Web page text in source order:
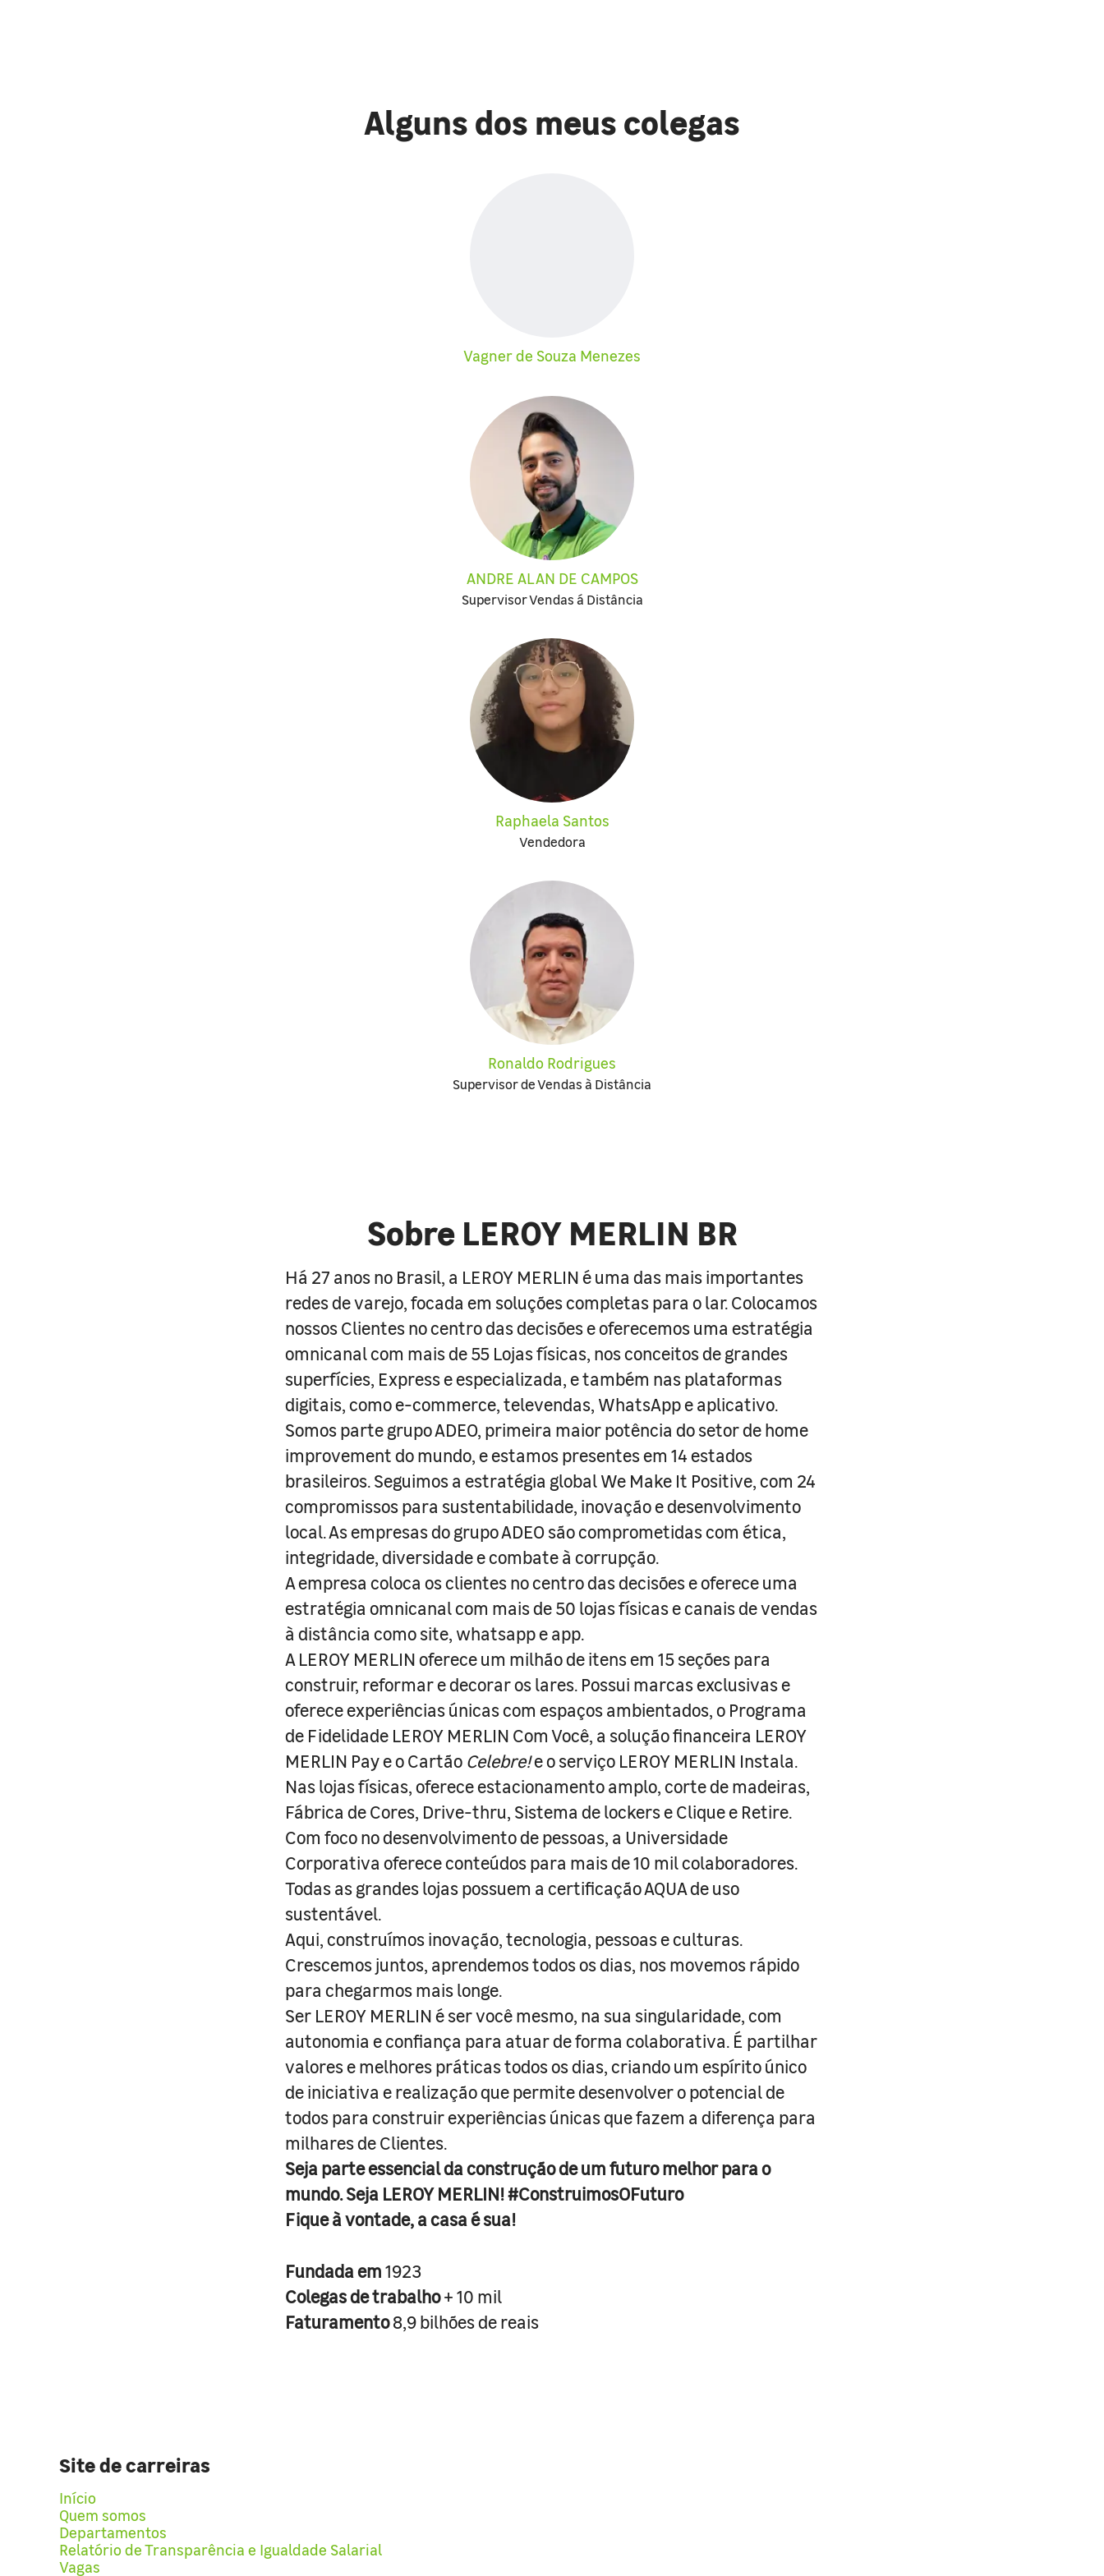
Alguns dos meus colegas
Vagner de Souza Menezes
ANDRE ALAN DE CAMPOS
Supervisor Vendas á Distância
Raphaela Santos
Vendedora
Ronaldo Rodrigues
Supervisor de Vendas à Distância
Sobre LEROY MERLIN BR
Há 27 anos no Brasil, a LEROY MERLIN é uma das mais importantes
redes de varejo, focada em soluções completas para o lar. Colocamos
nossos Clientes no centro das decisões e oferecemos uma estratégia
omnicanal com mais de 55 Lojas físicas, nos conceitos de grandes
superfícies, Express e especializada, e também nas plataformas
digitais, como e-commerce, televendas, WhatsApp e aplicativo.
Somos parte grupo ADEO, primeira maior potência do setor de home
improvement do mundo, e estamos presentes em 14 estados
brasileiros. Seguimos a estratégia global We Make It Positive, com 24
compromissos para sustentabilidade, inovação e desenvolvimento
local. As empresas do grupo ADEO são comprometidas com ética,
integridade, diversidade e combate à corrupção.
A empresa coloca os clientes no centro das decisões e oferece uma
estratégia omnicanal com mais de 50 lojas físicas e canais de vendas
à distância como site, whatsapp e app.
A LEROY MERLIN oferece um milhão de itens em 15 seções para
construir, reformar e decorar os lares. Possui marcas exclusivas e
oferece experiências únicas com espaços ambientados, o Programa
de Fidelidade LEROY MERLIN Com Você, a solução financeira LEROY
MERLIN Pay e o Cartão Celebre!e o serviço LEROY MERLIN Instala.
Nas lojas físicas, oferece estacionamento amplo, corte de madeiras,
Fábrica de Cores, Drive-thru, Sistema de lockers e Clique e Retire.
Com foco no desenvolvimento de pessoas, a Universidade
Corporativa oferece conteúdos para mais de 10 mil colaboradores.
Todas as grandes lojas possuem a certificação AQUA de uso
sustentável.
Aqui, construímos inovação, tecnologia, pessoas e culturas.
Crescemos juntos, aprendemos todos os dias, nos movemos rápido
para chegarmos mais longe.
Ser LEROY MERLIN é ser você mesmo, na sua singularidade, com
autonomia e confiança para atuar de forma colaborativa. É partilhar
valores e melhores práticas todos os dias, criando um espírito único
de iniciativa e realização que permite desenvolver o potencial de
todos para construir experiências únicas que fazem a diferença para
milhares de Clientes.
Seja parte essencial da construção de um futuro melhor para o
mundo. Seja LEROY MERLIN! #ConstruimosOFuturo
Fique à vontade, a casa é sua!
Fundada em1923
Colegas de trabalho+ 10 mil
Faturamento8,9 bilhões de reais
Site de carreiras
Início
Quem somos
Departamentos
Relatório de Transparência e Igualdade Salarial
Vagas